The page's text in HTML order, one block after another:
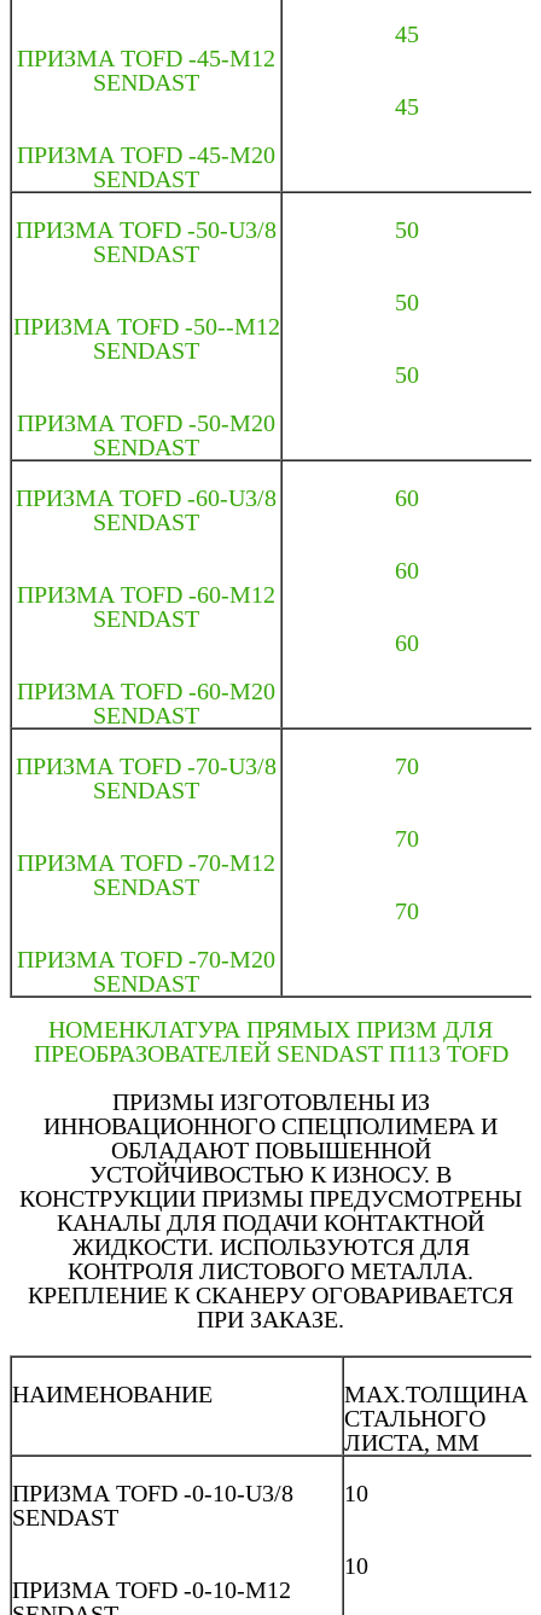
ПРИЗМА TOFD -45-M12
SENDAST
ПРИЗМА TOFD -45-М20
SENDAST
45
45
ПРИЗМА TOFD -50-U3/8
SENDAST
ПРИЗМА TOFD -50--M12
SENDAST
ПРИЗМА TOFD -50-М20
SENDAST
50
50
50
ПРИЗМА TOFD -60-U3/8
SENDAST
ПРИЗМА TOFD -60-M12
SENDAST
ПРИЗМА TOFD -60-М20
SENDAST
60
60
60
ПРИЗМА TOFD -70-U3/8
SENDAST
ПРИЗМА TOFD -70-M12
SENDAST
ПРИЗМА TOFD -70-М20
SENDAST
70
70
70
НОМЕНКЛАТУРА ПРЯМЫХ ПРИЗМ ДЛЯ
ПРЕОБРАЗОВАТЕЛЕЙ SENDAST П113 TOFD
ПРИЗМЫ ИЗГОТОВЛЕНЫ ИЗ
ИННОВАЦИОННОГО СПЕЦПОЛИМЕРА И
ОБЛАДАЮТ ПОВЫШЕННОЙ
УСТОЙЧИВОСТЬЮ К ИЗНОСУ. В
КОНСТРУКЦИИ ПРИЗМЫ ПРЕДУСМОТРЕНЫ
КАНАЛЫ ДЛЯ ПОДАЧИ КОНТАКТНОЙ
ЖИДКОСТИ. ИСПОЛЬЗУЮТСЯ ДЛЯ
КОНТРОЛЯ ЛИСТОВОГО МЕТАЛЛА.
КРЕПЛЕНИЕ К СКАНЕРУ ОГОВАРИВАЕТСЯ
ПРИ ЗАКАЗЕ.
НАИМЕНОВАНИЕ
MAX.ТОЛЩИНА
СТАЛЬНОГО
ЛИСТА, ММ
ПРИЗМА TOFD -0-10-U3/8
SENDAST
ПРИЗМА TOFD -0-10-M12
10
10